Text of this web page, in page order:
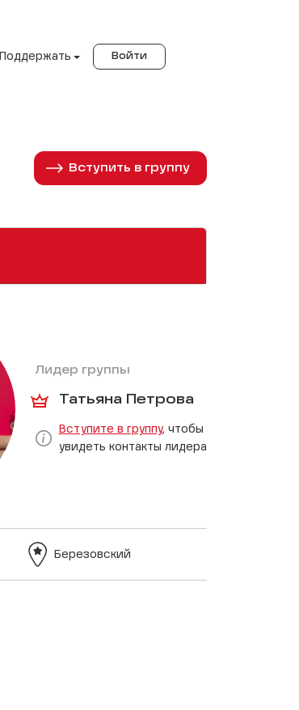
Поддержать Войти
Вступить в группу
Лидер группы
Татьяна Петрова
Вступите в группу, чтобы
увидеть контакты лидера
Березовский